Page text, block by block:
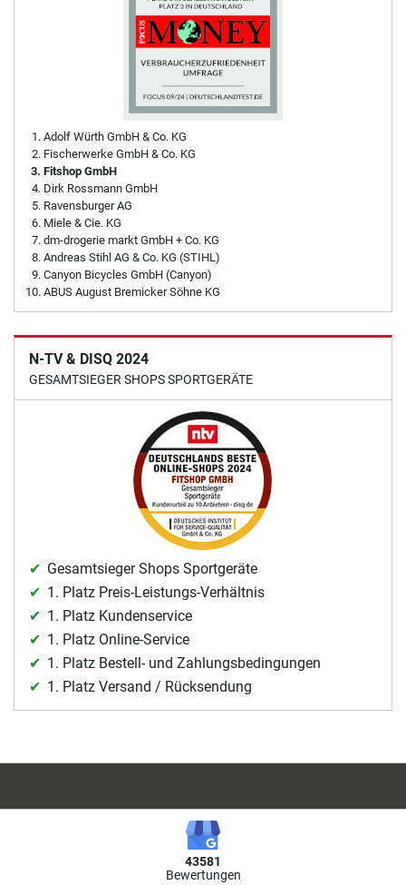
Adolf Würth GmbH & Co. KG
Fischerwerke GmbH & Co. KG
Fitshop GmbH
Dirk Rossmann GmbH
Ravensburger AG
Miele & Cie. KG
dm-drogerie markt GmbH + Co. KG
Andreas Stihl AG & Co. KG (STIHL)
Canyon Bicycles GmbH (Canyon)
ABUS August Bremicker Söhne KG
N-TV & DISQ 2024
GESAMTSIEGER SHOPS SPORTGERÄTE
Gesamtsieger Shops Sportgeräte
1. Platz Preis-Leistungs-Verhältnis
1. Platz Kundenservice
1. Platz Online-Service
1. Platz Bestell- und Zahlungsbedingungen
1. Platz Versand / Rücksendung
43581
Bewertungen